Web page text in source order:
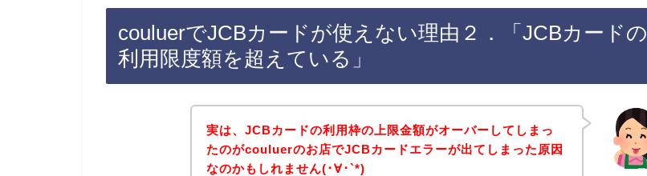
couluerでJCBカードが使えない理由２．「JCBカードの
利用限度額を超えている」
実は、JCBカードの利用枠の上限金額がオーバーしてしまっ
たのがcouluerのお店でJCBカードエラーが出てしまった原因
なのかもしれません(･∀･`*)